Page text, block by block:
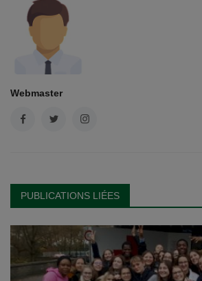
Webmaster
PUBLICATIONS LIÉES